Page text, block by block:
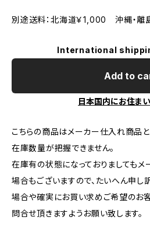
別途送料：北海道￥1,000 沖縄・
International
Add to
日本国内にお住ま
こちらの商品はメーカー仕入れ商品と
在庫数量が把握できません。
在庫有の状態になっておりましてもメ
場合もございますので、たいへん申し
場合や確実にお買い求めご希望のお
問合せ頂きますようお願い致します。